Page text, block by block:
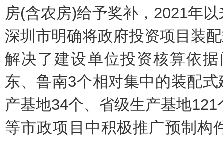
房(含农房)给予奖补，2021年
深圳市明确将政府投资项目装
解决了建设单位投资核算依
东、鲁南3个相对集中的装配
产基地34个、省级生产基地
等市政项目中积极推广预制构